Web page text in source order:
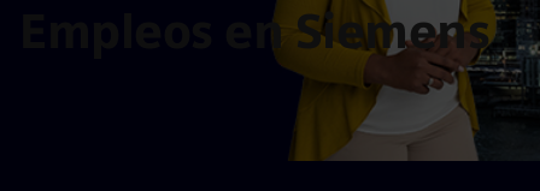
Empleos en Siemens